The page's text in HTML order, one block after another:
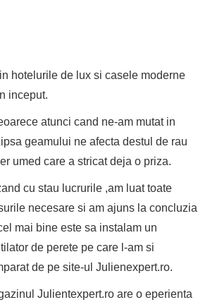
hotelurile de lux si casele moderne
inceput.
atunci cand ne-am mutat in
geamului ne afecta destul de rau
umed care a stricat deja o priza.
cu stau lucrurile ,am luat toate
necesare si am ajuns la concluzia
mai bine este sa instalam un
de perete pe care l-am si
de pe site-ul Julienexpert.ro.
Julientexpert.ro are o eperienta